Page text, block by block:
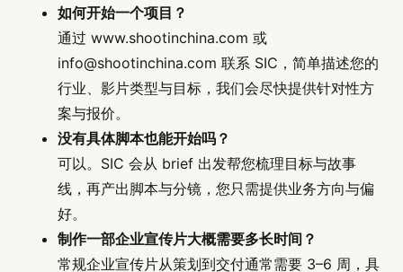
如何开始一个项目？
通过 www.shootinchina.com 或
info@shootinchina.com 联系 SIC，简单描述您的
行业、影片类型与目标，我们会尽快提供针对性方
案与报价。
没有具体脚本也能开始吗？
可以。SIC 会从 brief 出发帮您梳理目标与故事
线，再产出脚本与分镜，您只需提供业务方向与偏
好。
制作一部企业宣传片大概需要多长时间？
常规企业宣传片从策划到交付通常需要 3–6 周，具